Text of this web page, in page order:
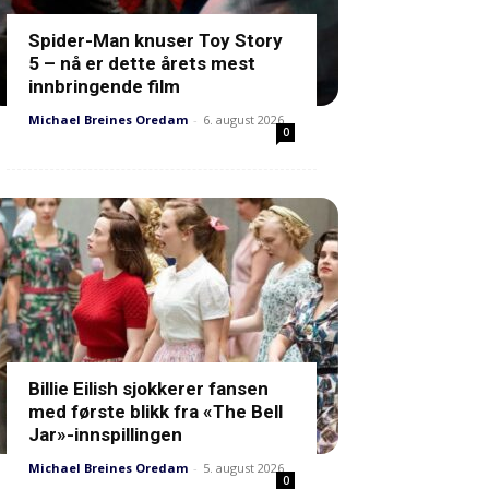
Spider-Man knuser Toy Story
5 – nå er dette årets mest
innbringende film
Michael Breines Oredam - 6. august 2026
0
Billie Eilish sjokkerer fansen
med første blikk fra «The Bell
Jar»-innspillingen
Michael Breines Oredam - 5. august 2026
0